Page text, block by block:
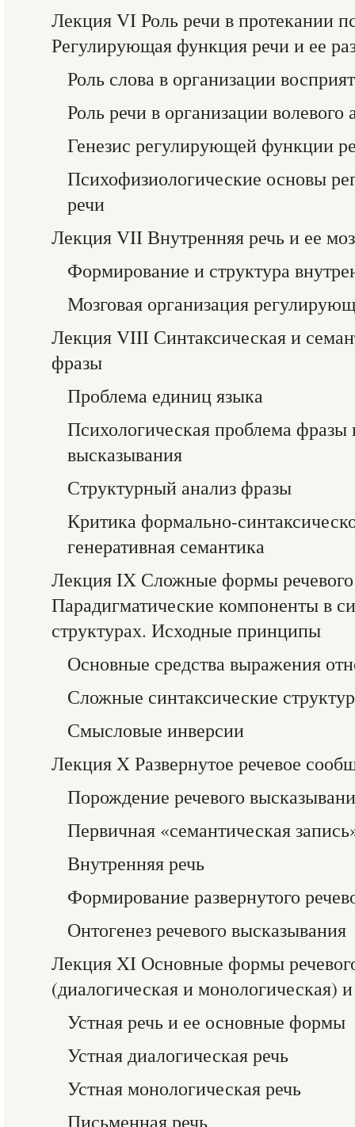
Лекция VI Роль речи в протекании
Регулирующая функция речи и ее
Роль слова в организации
Роль речи в организации волевого
Генезис регулирующей функции
Психофизиологические основы
речи
Лекция VII Внутренняя речь и ее
Формирование и структура
Мозговая организация
Лекция VIII Синтаксическая и
фразы
Проблема единиц языка
Психологическая проблема
высказывания
Структурный анализ фразы
Критика формально-
генеративная семантика
Лекция IX Сложные формы
Парадигматические компоненты в
структурах. Исходные принципы
Основные средства выражения
Сложные синтаксические
Смысловые инверсии
Лекция X Развернутое речевое
Порождение речевого
Первичная «семантическая
Внутренняя речь
Формирование развернутого
Онтогенез речевого высказывания
Лекция XI Основные формы
(диалогическая и монологическая)
Устная речь и ее основные формы
Устная диалогическая речь
Устная монологическая речь
Письменная речь